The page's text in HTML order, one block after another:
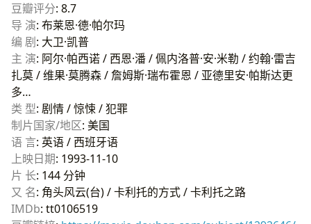
豆瓣评分: 8.7
导 演: 布莱恩·德·帕尔玛
编 剧: 大卫·凯普
主 演: 阿尔·帕西诺 / 西恩·潘 / 佩内洛普·安·米勒 / 约翰·雷吉
扎莫 / 维果·莫腾森 / 詹姆斯·瑞布霍恩 / 亚德里安·帕斯达更
多…
类 型: 剧情 / 惊悚 / 犯罪
制片国家/地区: 美国
语 言: 英语 / 西班牙语
上映日期: 1993-11-10
片 长: 144 分钟
又 名: 角头风云(台) / 卡利托的方式 / 卡利托之路
IMDb: tt0106519